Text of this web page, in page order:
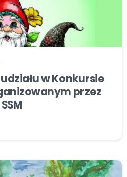
udziału w Konkursie
przez